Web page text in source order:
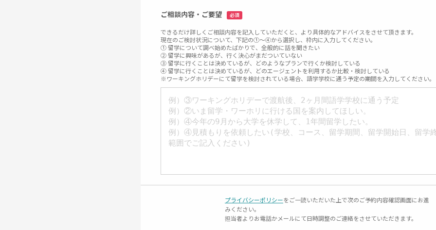
ご相談内容・ご要望 必須
できるだけ詳しくご相談内容を記入していただくと、より具体的なアドバイスをさせて頂きます。
現在のご検討状況について、下記の①～④から選択し、枠内に入力してください。
① 留学について調べ始めたばかりで、全般的に話を聞きたい
② 留学に興味があるが、行く決心がまだついていない
③ 留学に行くことは決めているが、どのようなプランで行くか検討している
④ 留学に行くことは決めているが、どのエージェントを利用するか比較・検討している
※ワーキングホリデーにて留学を検討されている場合、語学学校に通う予定の期間を入力してください。
プライバシーポリシーをご一読いただいた上で次のご予約内容確認画面にお進
みください。
担当者よりお電話かメールにて日時調整のご連絡をさせていただきます。